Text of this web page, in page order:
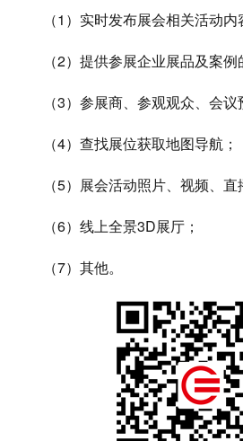
（1）实时发布展会相关活动内
（2）提供参展企业展品及案例
（3）参展商、参观观众、会议
（4）查找展位获取地图导航；
（5）展会活动照片、视频、直
（6）线上全景3D展厅；
（7）其他。